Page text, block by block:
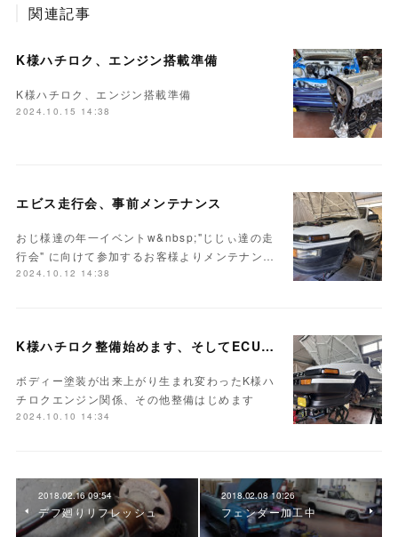
関連記事
K様ハチロク、エンジン搭載準備
K様ハチロク、エンジン搭載準備
2024.10.15 14:38
エビス走行会、事前メンテナンス
おじ様達の年一イベントw&nbsp;"じじぃ達の走
行会" に向けて参加するお客様よりメンテナン…
2024.10.12 14:38
K様ハチロク整備始めます、そしてECUセッティング
ボディー塗装が出来上がり生まれ変わったK様ハ
チロクエンジン関係、その他整備はじめます
2024.10.10 14:34
2018.02.16 09:54
デフ廻りリフレッシュ
2018.02.08 10:26
フェンダー加工中